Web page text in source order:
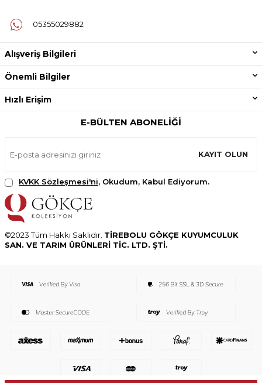
05355029882
Alışveriş Bilgileri
Önemli Bilgiler
Hızlı Erişim
E-BÜLTEN ABONELIĞI
KAYIT OLUN
KVKK Sözleşmesi'ni, Okudum, Kabul Ediyorum.
©2023 Tüm Hakkı Saklıdır. TİREBOLU GÖKÇE KUYUMCULUK
SAN. VE TARIM ÜRÜNLERİ TİC. LTD. ŞTİ.